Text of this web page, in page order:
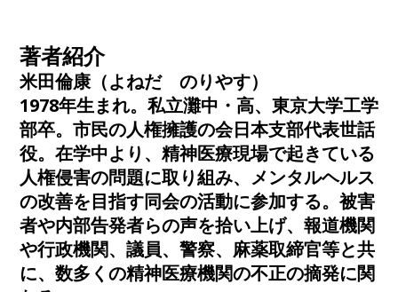
著者紹介
米田倫康（よねだ のりやす）
1978年生まれ。私立灘中・高、東京大学工学
部卒。市民の人権擁護の会日本支部代表世話
役。在学中より、精神医療現場で起きている
人権侵害の問題に取り組み、メンタルヘルス
の改善を目指す同会の活動に参加する。被害
者や内部告発者らの声を拾い上げ、報道機関
や行政機関、議員、警察、麻薬取締官等と共
に、数多くの精神医療機関の不正の摘発に関